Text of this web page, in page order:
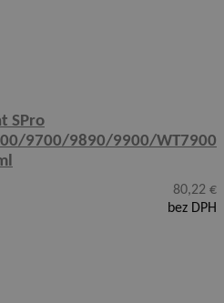
SPro
9700/9890/9900/WT7900
80,22 €
bez DPH